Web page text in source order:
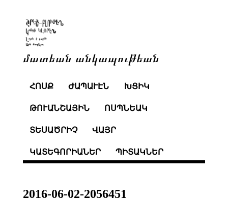
մատեան անկապութեան
ՀՈՍՔ ԺԱՊԱՒԷՆ ԽՑԻԿ
ԹՈՒԱՆՇԱՅԻՆ ՈՍՊՆԵԱԿ
ՏԵՍԱԾՐԻՉ ՎԱՅՐ
ԿԱՏԵԳՈՐԻԱՆԵՐ ՊԻՏԱԿՆԵՐ
2016-06-02-2056451